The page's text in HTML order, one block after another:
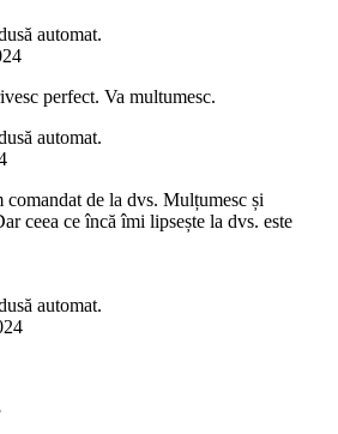
automat.
perfect. Va multumesc.
automat.
de la dvs. Mulțumesc și
ceea ce încă îmi lipsește la dvs. este
automat.